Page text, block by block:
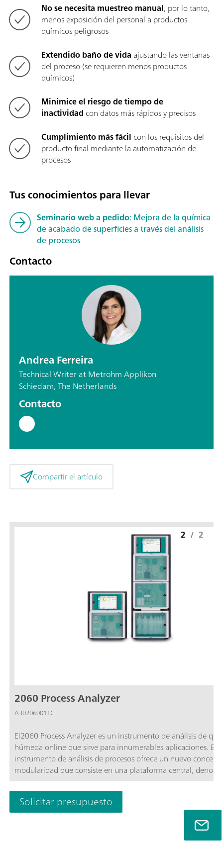
No se necesita muestreo manual, por lo tanto,
menos exposición del personal a productos
químicos peligrosos
Extendido baño de vida ajustando las ventanas
del proceso (se requieren menos productos
químicos)
Minimice el riesgo de tiempo de
inactividad con datos más rápidos y precisos
Cumplimiento más fácil con los requisitos del
producto final mediante la automatización de
procesos
Tus conocimientos para llevar
Seminario web a pedido: Mejora de la química
de acabado de superficies a través del análisis
de procesos
Contacto
Andrea Ferreira
Technical Writer at Metrohm Applikon
Schiedam, The Netherlands
Contacto
Compartir el artículo
2060 Process Analyzer
A302060011C
El2060 Process Analyzer es un instrumento de análisis de
húmeda online que sirve para innumerables aplicaciones.
instrumento de análisis de procesos ofrece un nuevo
modularidad que consiste en una plataforma central,
"armario básico".El armario básico consta de dos secciones. La
sección superior contiene una pantalla táctil y un ordenador
industrial. La sección inferior contiene la parte húmeda
donde se aloja el hardware para el análisis propiamente
capacidad básica de la parte húmeda no es suficiente para
un desafío analítico, entonces el armario básico puede
2 / 2
Solicitar presupuesto